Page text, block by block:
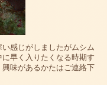
感じがしましたがムシム
早く入りたくなる時期す
味があるかたはご連絡下